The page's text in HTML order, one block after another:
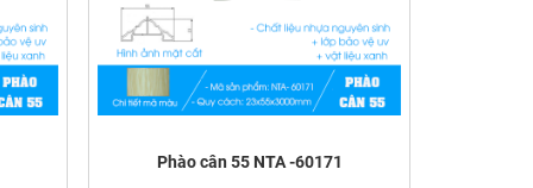
Phào cân 55 NTA -60171